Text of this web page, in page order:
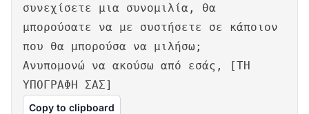
συνεχίσετε μια συνομιλία, θα
μπορούσατε να με συστήσετε σε κάποιον
που θα μπορούσα να μιλήσω;
Ανυπομονώ να ακούσω από εσάς, [ΤΗ
ΥΠΟΓΡΑΦΗ ΣΑΣ]
Copy to clipboard